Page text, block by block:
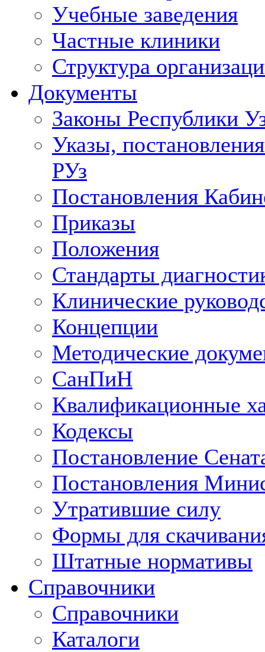
Учебные заведения
Частные клиники
Структура
Документы
Законы Республики
Указы,
РУз
Постановления
Приказы
Положения
Стандарты
Клинические
Концепции
Методические
СанПиН
Квалификационные
Кодексы
Постановление
Постановления
Утратившие силу
Формы для
Штатные нормативы
Справочники
Справочники
Каталоги